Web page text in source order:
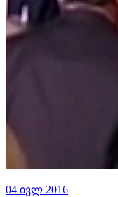
04 ივლ 2016